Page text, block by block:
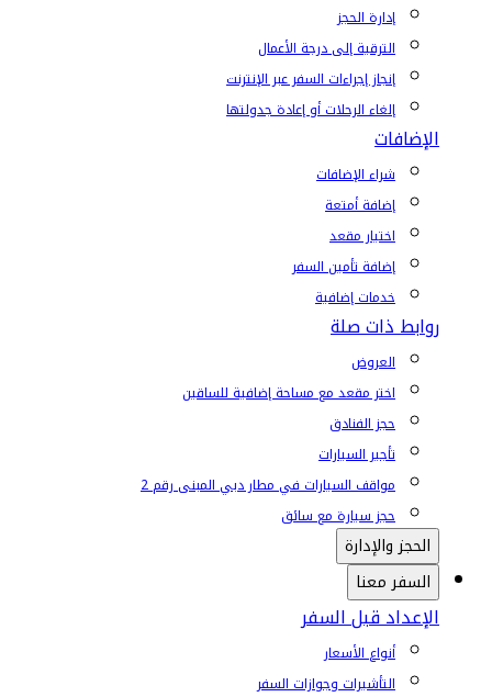
إدارة الحجز
الترقية إلى درجة الأعمال
إنجاز إجراءات السفر عبر الإنترنت
إلغاء الرحلات أو إعادة جدولتها
الإضافات
شراء الإضافات
إضافة أمتعة
اختيار مقعد
إضافة تأمين السفر
خدمات إضافية
روابط ذات صلة
العروض
اختر مقعد مع مساحة إضافية للساقين
حجز الفنادق
تأجير السيارات
مواقف السيارات في مطار دبي المبنى رقم 2
حجز سيارة مع سائق
الحجز والإدارة
السفر معنا
الإعداد قبل السفر
أنواع الأسعار
التأشيرات وجوازات السفر